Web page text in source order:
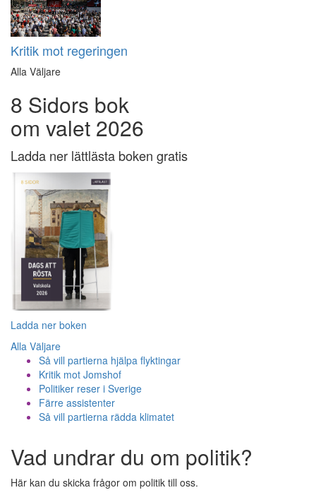
Kritik mot regeringen
Alla Väljare
8 Sidors bok
om valet 2026
Ladda ner lättlästa boken gratis
Ladda ner boken
Alla Väljare
Så vill partierna hjälpa flyktingar
Kritik mot Jomshof
Politiker reser i Sverige
Färre assistenter
Så vill partierna rädda klimatet
Vad undrar du om politik?
Här kan du skicka frågor om politik till oss.